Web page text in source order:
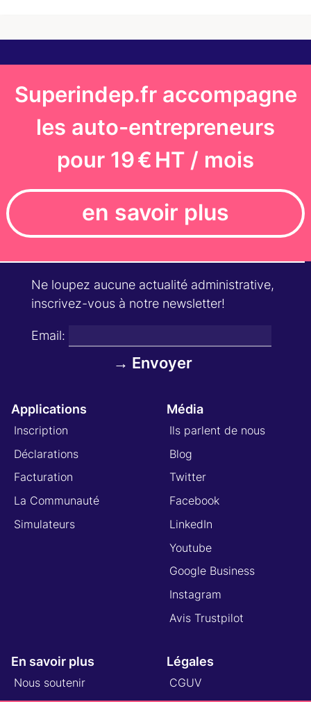
Superindep.fr accompagne
les auto-entrepreneurs
pour 19 € HT / mois
en savoir plus
Ne loupez aucune actualité administrative,
inscrivez-vous à notre newsletter!
Email:
Applications
Inscription
Déclarations
Facturation
La Communauté
Simulateurs
Média
Ils parlent de nous
Blog
Twitter
Facebook
LinkedIn
Youtube
Google Business
Instagram
Avis Trustpilot
En savoir plus
Nous soutenir
Légales
CGUV